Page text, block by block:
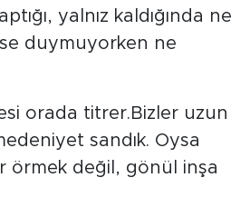
yalnız kaldığında ne
duymuyorken ne
orada titrer.Bizler uzun
sandık. Oysa
örmek değil, gönül inşa